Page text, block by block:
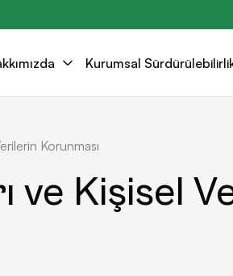
Kurumsal
Korunması
ve Kişisel